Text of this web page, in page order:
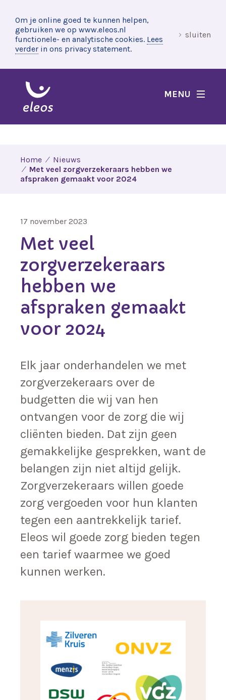
Om je online goed te kunnen helpen,
gebruiken we op www.eleos.nl
functionele- en analytische cookies. Lees
verder in ons privacy statement.
sluiten
MENU
Home
Nieuws
Met veel zorgverzekeraars hebben we
afspraken gemaakt voor 2024
17 november 2023
Met veel
zorgverzekeraars
hebben we
afspraken gemaakt
voor 2024
Elk jaar onderhandelen we met
zorgverzekeraars over de
budgetten die wij van hen
ontvangen voor de zorg die wij
cliënten bieden. Dat zijn geen
gemakkelijke gesprekken, want de
belangen zijn niet altijd gelijk.
Zorgverzekeraars willen goede
zorg vergoeden voor hun klanten
tegen een aantrekkelijk tarief.
Eleos wil goede zorg bieden tegen
een tarief waarmee we goed
kunnen werken.